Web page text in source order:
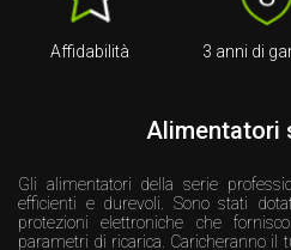
Affidabilità 3 anni di
Alimentatori
Gli alimentatori della serie
efficienti e durevoli. Sono stati
protezioni elettroniche che
parametri di ricarica. Caricheranno il